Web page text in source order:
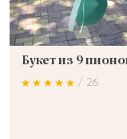
Букет из 9
/ 26